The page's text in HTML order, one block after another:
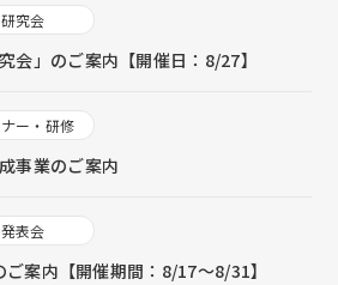
研究会
会」のご案内【開催日：8/27】
ー・研修
事業のご案内
発表会
ご案内【開催期間：8/17～8/31】